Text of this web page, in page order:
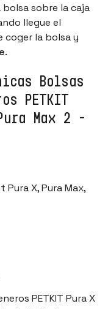
bolsa sobre la caja
llegue el
coger la bolsa y
.
Bolsas
PETKIT
Max 2 -
X, Pura Max,
PETKIT Pura X